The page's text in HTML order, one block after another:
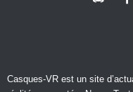
Casques-VR est un site